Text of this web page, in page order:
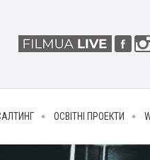
ОСВІТНІ ПРОЕКТИ